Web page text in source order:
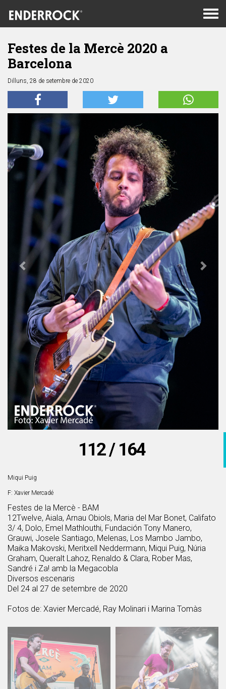
Festes de la Mercè 2020 a
Barcelona
Dilluns, 28 de setembre de 2020
Anterior
112 / 164
Miqui Puig
F: Xavier Mercadé
Festes de la Mercè - BAM
12Twelve, Aiala, Arnau Obiols, Maria del Mar Bonet, Califato
3/ 4, Dolo, Emel Mathlouthi, Fundación Tony Manero,
Grauwi, Josele Santiago, Melenas, Los Mambo Jambo,
Maika Makovski, Meritxell Neddermann, Miqui Puig, Núria
Graham, Queralt Lahoz, Renaldo & Clara, Rober Mas,
Sandré i Za! amb la Megacobla
Diversos escenaris
Del 24 al 27 de setembre de 2020
Fotos de: Xavier Mercadé, Ray Molinari i Marina Tomàs